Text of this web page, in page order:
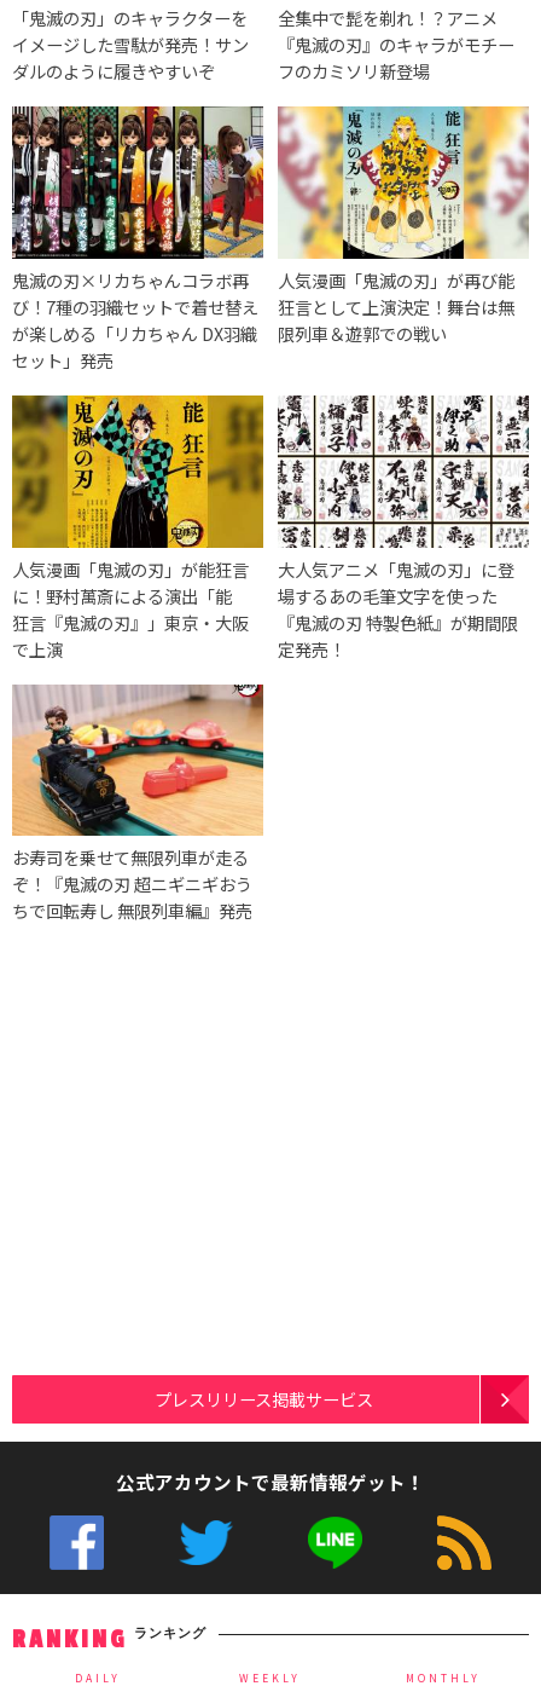
「鬼滅の刃」のキャラクターを
イメージした雪駄が発売！サン
ダルのように履きやすいぞ
全集中で髭を剃れ！？アニメ
『鬼滅の刃』のキャラがモチー
フのカミソリ新登場
鬼滅の刃×リカちゃんコラボ再
び！7種の羽織セットで着せ替え
が楽しめる「リカちゃん DX羽織
セット」発売
人気漫画「鬼滅の刃」が再び能
狂言として上演決定！舞台は無
限列車＆遊郭での戦い
人気漫画「鬼滅の刃」が能狂言
に！野村萬斎による演出「能
狂言『鬼滅の刃』」東京・大阪
で上演
大人気アニメ「鬼滅の刃」に登
場するあの毛筆文字を使った
『鬼滅の刃 特製色紙』が期間限
定発売！
お寿司を乗せて無限列車が走る
ぞ！『鬼滅の刃 超ニギニギおう
ちで回転寿し 無限列車編』発売
プレスリリース掲載サービス
公式アカウントで最新情報ゲット！
RANKING ランキング
DAILY WEEKLY MONTHLY